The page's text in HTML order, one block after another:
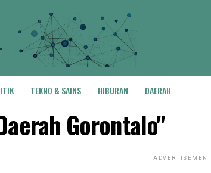
TEKNO & SAINS HIBURAN DAERAH
Gorontalo"
ADVERTISEMENT